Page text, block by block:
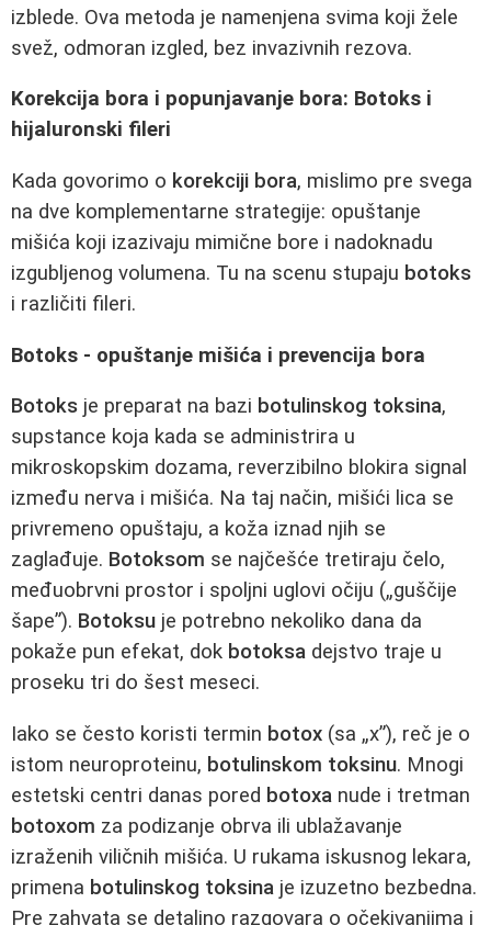
izblede. Ova metoda je namenjena svima koji žele
svež, odmoran izgled, bez invazivnih rezova.
Korekcija bora i popunjavanje bora: Botoks i
hijaluronski fileri
Kada govorimo o korekciji bora, mislimo pre svega
na dve komplementarne strategije: opuštanje
mišića koji izazivaju mimične bore i nadoknadu
izgubljenog volumena. Tu na scenu stupaju botoks
i različiti fileri.
Botoks - opuštanje mišića i prevencija bora
Botoks je preparat na bazi botulinskog toksina,
supstance koja kada se administrira u
mikroskopskim dozama, reverzibilno blokira signal
između nerva i mišića. Na taj način, mišići lica se
privremeno opuštaju, a koža iznad njih se
zaglađuje. Botoksom se najčešće tretiraju čelo,
međuobrvni prostor i spoljni uglovi očiju („guščije
šape”). Botoksu je potrebno nekoliko dana da
pokaže pun efekat, dok botoksa dejstvo traje u
proseku tri do šest meseci.
Iako se često koristi termin botox (sa „x”), reč je o
istom neuroproteinu, botulinskom toksinu. Mnogi
estetski centri danas pored botoxa nude i tretman
botoxom za podizanje obrva ili ublažavanje
izraženih viličnih mišića. U rukama iskusnog lekara,
primena botulinskog toksina je izuzetno bezbedna.
Pre zahvata se detaljno razgovara o očekivanjima i